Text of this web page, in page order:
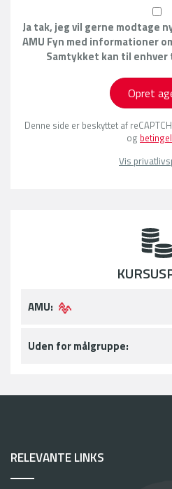
Ja tak, jeg vil gerne modtage
AMU Fyn med informationer
Samtykket kan til
Opret
Denne side er beskyttet af
og
Vis
AMU:
Uden for målgruppe:
RELEVANTE LINKS